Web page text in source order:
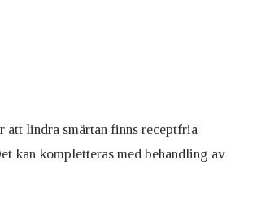
lindra smärtan finns receptfria
kan kompletteras med behandling av